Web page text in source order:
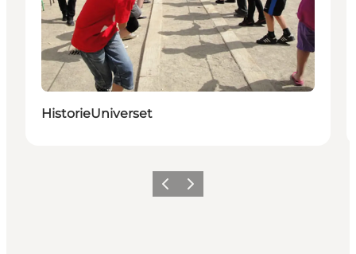
HistorieUniverset
PrécédentSuivant